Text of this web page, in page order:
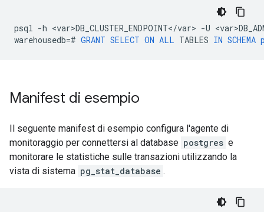
psql -h <var>DB_CLUSTER_ENDPOINT</var> -U <
warehousedb=# GRANT SELECT ON ALL TABLES IN SCHEMA
Manifest di esempio
Il seguente manifest di esempio configura l'agente di
monitoraggio per connettersi al database postgres e
monitorare le statistiche sulle transazioni utilizzando la
vista di sistema pg_stat_database .